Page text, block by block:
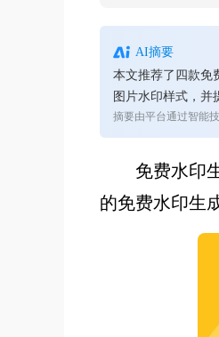
AI摘要
本文推荐了四款免
图片水印样式，并
摘要由平台通过智能
免费水印
的免费水印生